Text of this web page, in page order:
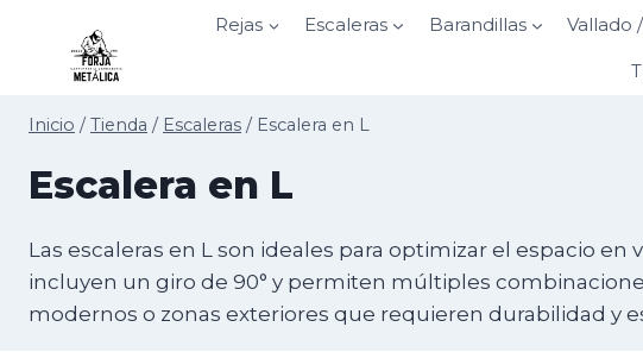
contenido
Rejas Escaleras Barandillas Vallado
Inicio / Tienda / Escaleras / Escalera en L
Escalera en L
Las escaleras en L son ideales para optimizar el espacio
incluyen un giro de 90° y permiten múltiples
modernos o zonas exteriores que requieren durabilidad y